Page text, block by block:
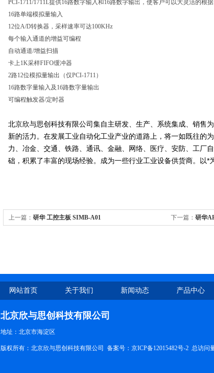
PCI-1711/1711L提供16路数字输入和16路数字输出，使客户可以大灵活的根
16路单端模拟量输入
12位A/D转换器，采样速率可达100KHz
每个输入通道的增益可编程
自动通道/增益扫描
卡上1K采样FIFO缓冲器
2路12位模拟量输出（仅PCI-1711）
16路数字量输入及16路数字量输出
可编程触发器/定时器
北京欣与思创科技有限公司集自主研发、生产、系统集成、销售
新的活力。在发展工业自动化工业产业的道路上，将一如既往的
力、冶金、交通、铁路、通讯、金融、网络、医疗、安防、工厂
础，积累了丰富的现场经验。成为一些行业工业设备供货商。以*
上一篇： 研华 工控主板 SIMB-A01 下一篇： 研华
网站首页 关于我们 新闻动态 产品中心
北京欣与思创科技有限公司
地址：北京市海淀区
版权所有：北京欣与思创科技有限公司 备案号： 京ICP备12015482号-2 总访问